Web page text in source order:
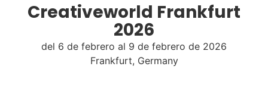
Creativeworld Frankfurt
2026
del 6 de febrero al 9 de febrero de 2026
Frankfurt, Germany